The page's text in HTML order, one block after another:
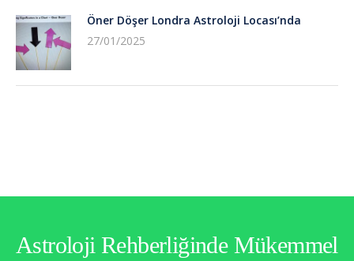
Öner Döşer Londra Astroloji Locası’nda
27/01/2025
Astroloji Rehberliğinde Mükemmel